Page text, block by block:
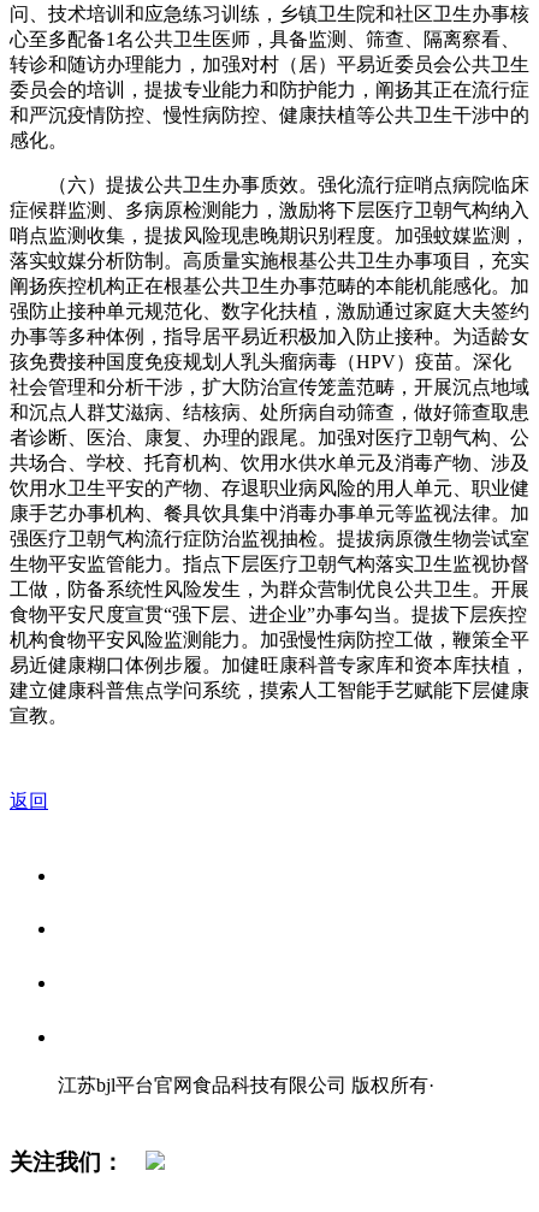
问、技术培训和应急练习训练，乡镇卫生院和社区卫生办事核
心至多配备1名公共卫生医师，具备监测、筛查、隔离察看、
转诊和随访办理能力，加强对村（居）平易近委员会公共卫生
委员会的培训，提拔专业能力和防护能力，阐扬其正在流行症
和严沉疫情防控、慢性病防控、健康扶植等公共卫生干涉中的
感化。
（六）提拔公共卫生办事质效。强化流行症哨点病院临床
症候群监测、多病原检测能力，激励将下层医疗卫朝气构纳入
哨点监测收集，提拔风险现患晚期识别程度。加强蚊媒监测，
落实蚊媒分析防制。高质量实施根基公共卫生办事项目，充实
阐扬疾控机构正在根基公共卫生办事范畴的本能机能感化。加
强防止接种单元规范化、数字化扶植，激励通过家庭大夫签约
办事等多种体例，指导居平易近积极加入防止接种。为适龄女
孩免费接种国度免疫规划人乳头瘤病毒（HPV）疫苗。深化
社会管理和分析干涉，扩大防治宣传笼盖范畴，开展沉点地域
和沉点人群艾滋病、结核病、处所病自动筛查，做好筛查取患
者诊断、医治、康复、办理的跟尾。加强对医疗卫朝气构、公
共场合、学校、托育机构、饮用水供水单元及消毒产物、涉及
饮用水卫生平安的产物、存退职业病风险的用人单元、职业健
康手艺办事机构、餐具饮具集中消毒办事单元等监视法律。加
强医疗卫朝气构流行症防治监视抽检。提拔病原微生物尝试室
生物平安监管能力。指点下层医疗卫朝气构落实卫生监视协督
工做，防备系统性风险发生，为群众营制优良公共卫生。开展
食物平安尺度宣贯“强下层、进企业”办事勾当。提拔下层疾控
机构食物平安风险监测能力。加强慢性病防控工做，鞭策全平
易近健康糊口体例步履。加健旺康科普专家库和资本库扶植，
建立健康科普焦点学问系统，摸索人工智能手艺赋能下层健康
宣教。
返回
江苏bjl平台官网食品科技有限公司 版权所有·
关注我们：